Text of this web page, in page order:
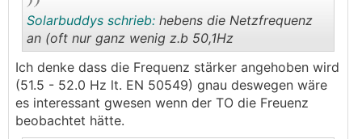
..
Solarbuddys schrieb: hebens die Netzfrequenz
an (oft nur ganz wenig z.b 50,1Hz
Ich denke dass die Frequenz stärker angehoben wird
(51.5 - 52.0 Hz lt. EN 50549) gnau deswegen wäre
es interessant gwesen wenn der TO die Freuenz
beobachtet hätte.